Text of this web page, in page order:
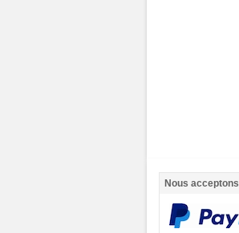
Nous acceptons